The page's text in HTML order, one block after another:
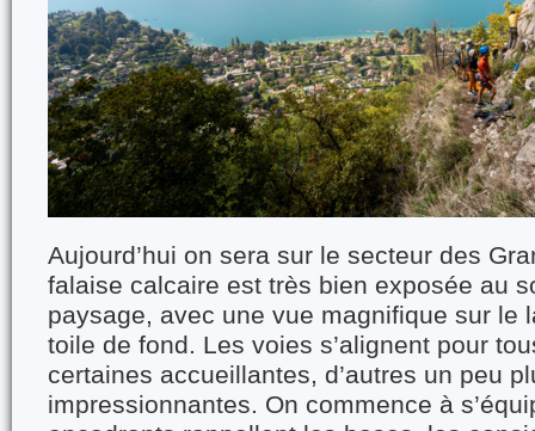
Aujourd’hui on sera sur le secteur des
falaise calcaire est très bien exposée au
paysage, avec une vue magnifique sur le
toile de fond. Les voies s’alignent pour
certaines accueillantes, d’autres un peu
impressionnantes. On commence à